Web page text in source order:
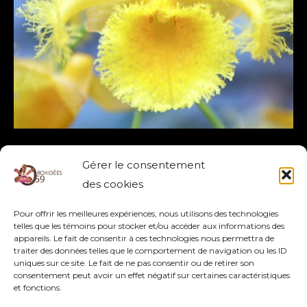
Gérer le consentement
des cookies
Pour offrir les meilleures expériences, nous utilisons des technologies
telles que les témoins pour stocker et/ou accéder aux informations des
appareils. Le fait de consentir à ces technologies nous permettra de
traiter des données telles que le comportement de navigation ou les ID
uniques sur ce site. Le fait de ne pas consentir ou de retirer son
consentement peut avoir un effet négatif sur certaines caractéristiques
et fonctions.
DENDROBIUM HARVEYANUM
DENDROBIUM ,HARVEYANUM
Lire la suite »